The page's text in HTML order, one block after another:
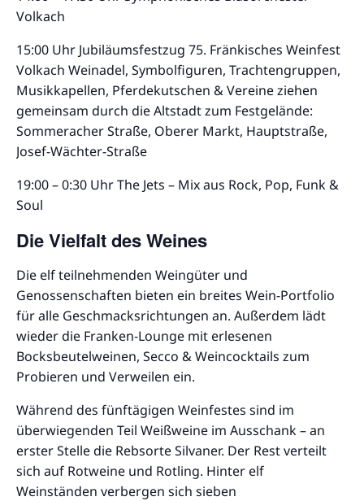
Volkach
15:00 Uhr Jubiläumsfestzug 75. Fränkisches Weinfest
Volkach Weinadel, Symbolfiguren, Trachtengruppen,
Musikkapellen, Pferdekutschen & Vereine ziehen
gemeinsam durch die Altstadt zum Festgelände:
Sommeracher Straße, Oberer Markt, Hauptstraße,
Josef-Wächter-Straße
19:00 – 0:30 Uhr The Jets – Mix aus Rock, Pop, Funk &
Soul
Die Vielfalt des Weines
Die elf teilnehmenden Weingüter und
Genossenschaften bieten ein breites Wein-Portfolio
für alle Geschmacksrichtungen an. Außerdem lädt
wieder die Franken-Lounge mit erlesenen
Bocksbeutelweinen, Secco & Weincocktails zum
Probieren und Verweilen ein.
Während des fünftägigen Weinfestes sind im
überwiegenden Teil Weißweine im Ausschank – an
erster Stelle die Rebsorte Silvaner. Der Rest verteilt
sich auf Rotweine und Rotling. Hinter elf
Weinständen verbergen sich sieben